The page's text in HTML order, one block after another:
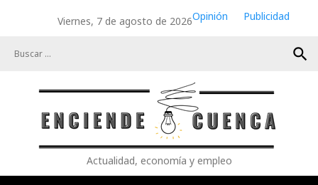
Viernes, 7 de agosto de 2026Opinión
Publicidad
search
Actualidad, economía y empleo